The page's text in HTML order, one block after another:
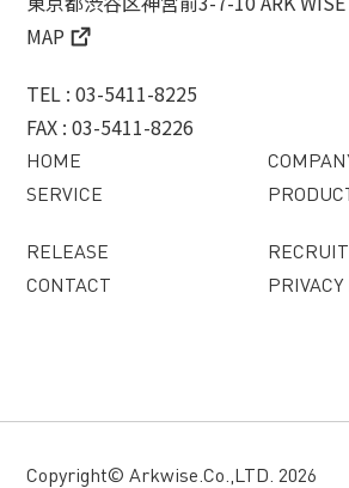
MAP
TEL : 03-5411-8225
FAX : 03-5411-8226
HOME
SERVICE
RELEASE
RECRUIT
CONTACT
Copyright© Arkwise.Co.,LTD. 2026